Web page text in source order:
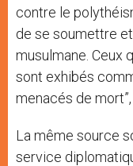
contre le
de se soumettre
musulmane. Ceux
sont exhibés
menacés de
La même source
service